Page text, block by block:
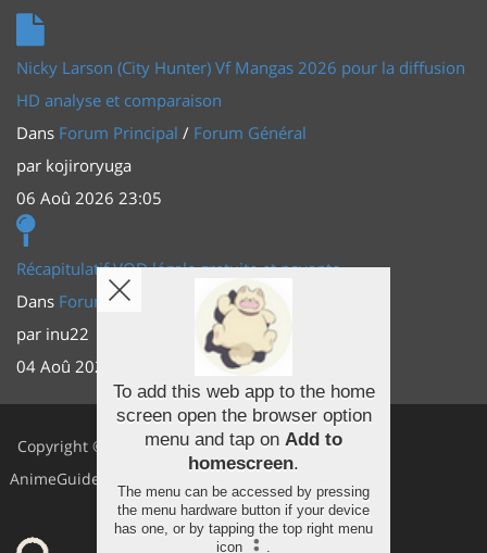
Nicky Larson (City Hunter) Vf Mangas 2026 pour la diffusion
HD analyse et comparaison
Dans Forum Principal / Forum Général
par kojiroryuga
06 Aoû 2026 23:05
Récapitulatif VOD légale gratuite et payante
Dans Forum Principal
Actus (TV, vidéo, web)
par inu22
04 Aoû 2026 20:30
Copyright ©
AnimeGuides
Facebook
Youtube
Twitter
To add this web app to the home
screen open the browser option
menu and tap on Add to
homescreen.
The menu can be accessed by pressing
the menu hardware button if your device
has one, or by tapping the top right menu
icon
.